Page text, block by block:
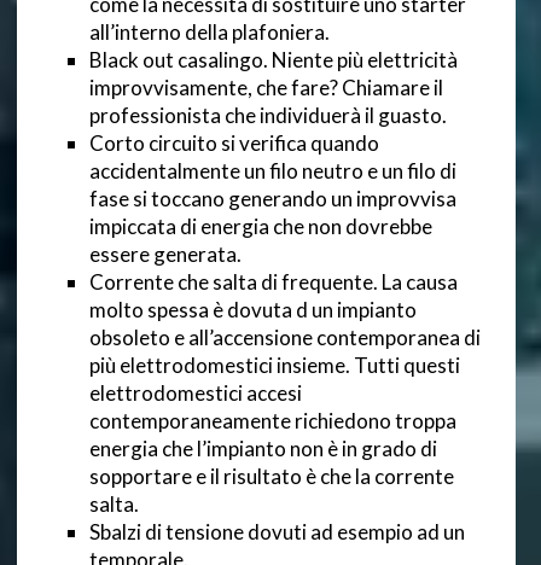
all’interno della plafoniera.
Black out casalingo. Niente più elettricità
improvvisamente, che fare? Chiamare il
professionista che individuerà il guasto.
Corto circuito si verifica quando
accidentalmente un filo neutro e un filo di
fase si toccano generando un improvvisa
impiccata di energia che non dovrebbe
essere generata.
Corrente che salta di frequente. La causa
molto spessa è dovuta d un impianto
obsoleto e all’accensione contemporanea di
più elettrodomestici insieme. Tutti questi
elettrodomestici accesi
contemporaneamente richiedono troppa
energia che l’impianto non è in grado di
sopportare e il risultato è che la corrente
salta.
Sbalzi di tensione dovuti ad esempio ad un
temporale.